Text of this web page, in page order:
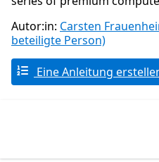
Autor:in: Carsten
beteiligte Person)
Eine Anleitung